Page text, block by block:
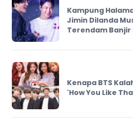
Kampung
Jimin Dilanda
Terendam Banjir
Kenapa BTS
'How You Like